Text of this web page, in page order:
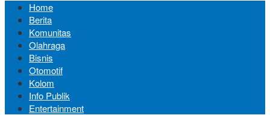
Home
Berita
Komunitas
Olahraga
Bisnis
Otomotif
Kolom
Info Publik
Entertainment